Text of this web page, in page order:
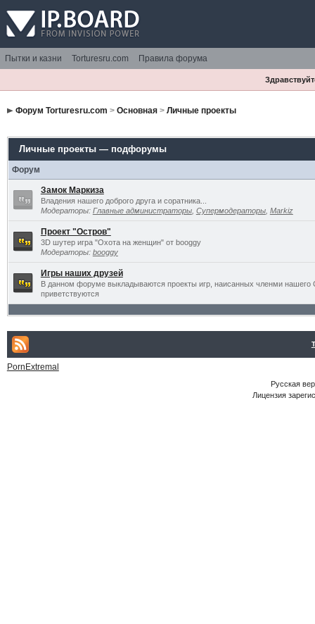
Пытки и казни Torturesru.com Правила форума
Форум Torturesru.com > Основная> Личные проекты
Личные проекты — подфорумы
Форум
Замок Маркиза
Владения нашего доброго друга и соратника...
Модераторы: Главные администраторы, Супермодераторы, Markiz
Проект "Остров"
3D шутер игра "Охота на женщин" от booggy
Модераторы: booggy
Игры наших друзей
В данном форуме выкладываются проекты игр, наисанных членми
приветствуются
PornExtremal
Русская
Лицензия